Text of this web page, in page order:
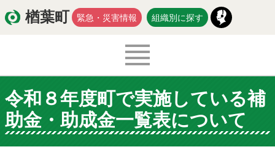
楢葉町 緊急・災害情報 組織別に探す
くらし・環境 出産・子育て
医療・健康・福祉 教育・文化・スポーツ
令和８年度町で実施している補
助金・助成金一覧表について